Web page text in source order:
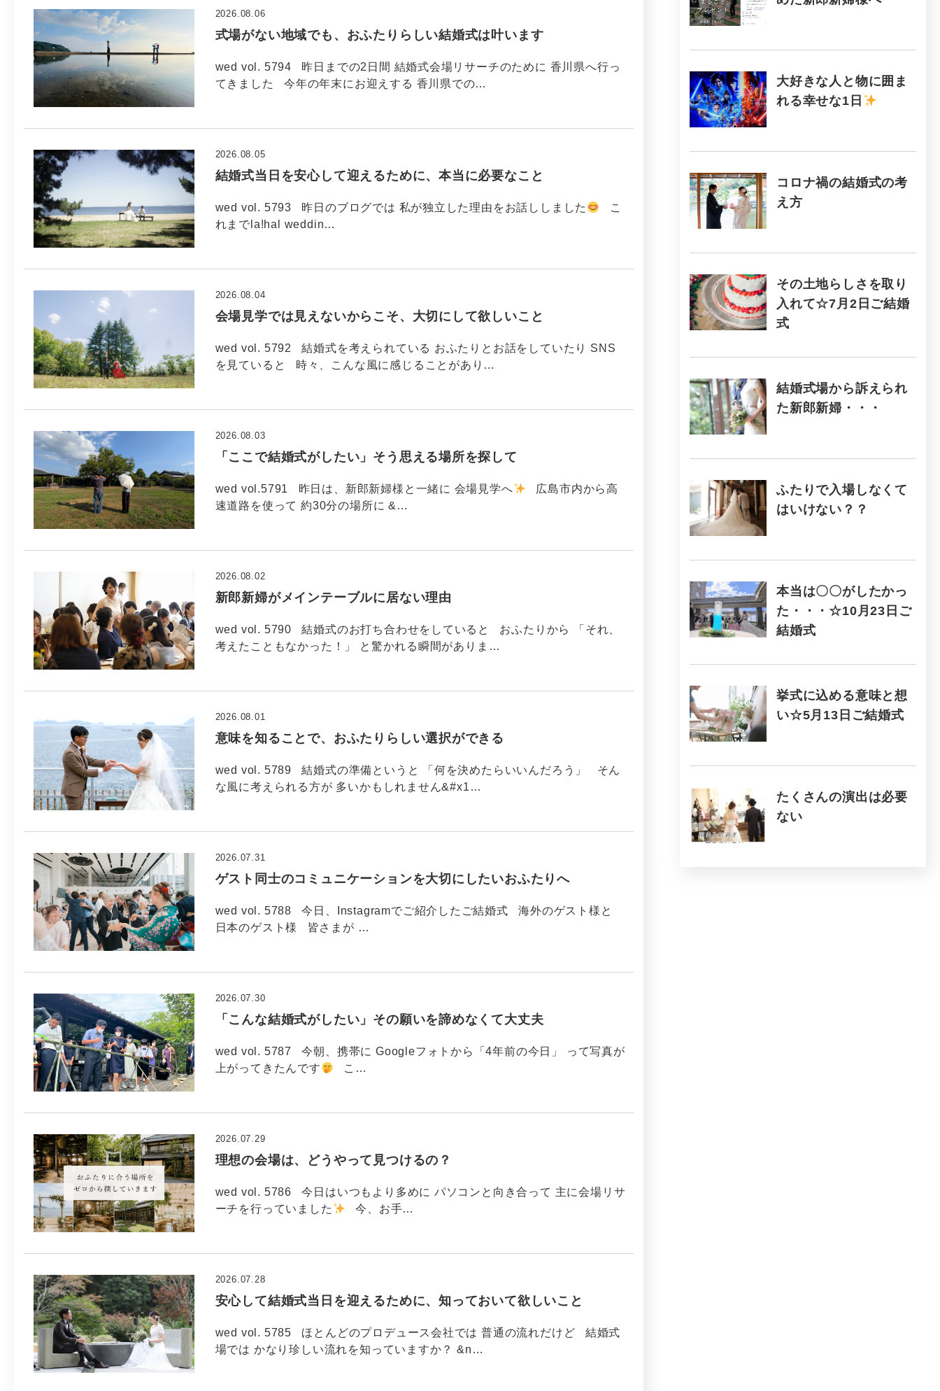
式場がない地域でも、おふたりらしい結婚式は叶います
2026.08.06
wed vol. 5794 昨日までの2日間 結婚式会場リサーチのために 香川県へ行っ
てきました 今年の年末にお迎えする 香川県での…
結婚式当日を安心して迎えるために、本当に必要なこと
2026.08.05
wed vol. 5793 昨日のブログでは 私が独立した理由をお話ししました
こ
れまでla!hal weddin…
会場見学では見えないからこそ、大切にして欲しいこと
2026.08.04
wed vol. 5792 結婚式を考えられている おふたりとお話をしていたり SNS
を見ていると 時々、こんな風に感じることがあり…
「ここで結婚式がしたい」そう思える場所を探して
2026.08.03
wed vol.5791 昨日は、新郎新婦様と一緒に 会場見学へ
広島市内から高
速道路を使って 約30分の場所に &…
新郎新婦がメインテーブルに居ない理由
2026.08.02
wed vol. 5790 結婚式のお打ち合わせをしていると おふたりから 「それ、
考えたこともなかった！」 と驚かれる瞬間がありま…
意味を知ることで、おふたりらしい選択ができる
2026.08.01
wed vol. 5789 結婚式の準備というと 「何を決めたらいいんだろう」 そん
な風に考えられる方が 多いかもしれません&#x1…
ゲスト同士のコミュニケーションを大切にしたいおふたりへ
2026.07.31
wed vol. 5788 今日、Instagramでご紹介したご結婚式 海外のゲスト様と
日本のゲスト様 皆さまが …
「こんな結婚式がしたい」その願いを諦めなくて大丈夫
2026.07.30
wed vol. 5787 今朝、携帯に Googleフォトから「4年前の今日」 って写真が
上がってきたんです
こ…
理想の会場は、どうやって見つけるの？
2026.07.29
wed vol. 5786 今日はいつもより多めに パソコンと向き合って 主に会場リサ
ーチを行っていました
今、お手…
安心して結婚式当日を迎えるために、知っておいて欲しいこと
2026.07.28
wed vol. 5785 ほとんどのプロデュース会社では 普通の流れだけど 結婚式
場では かなり珍しい流れを知っていますか？ &n…
大好きな人と物に囲ま
れる幸せな1日
コロナ禍の結婚式の考
え方
その土地らしさを取り
入れて☆7月2日ご結婚
式
結婚式場から訴えられ
た新郎新婦・・・
ふたりで入場しなくて
はいけない？？
本当は〇〇がしたかっ
た・・・☆10月23日ご
結婚式
挙式に込める意味と想
い☆5月13日ご結婚式
たくさんの演出は必要
ない